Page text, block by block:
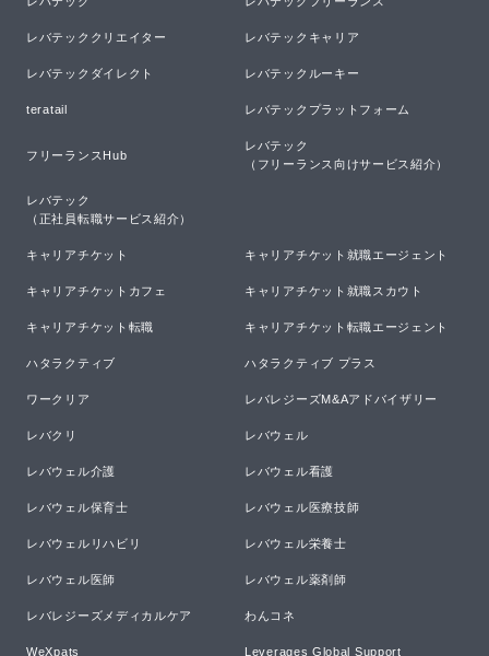
レバテッククリエイター レバテックキャリア
レバテックダイレクト レバテックルーキー
teratail レバテックプラットフォーム
フリーランスHub
レバテック
（フリーランス向けサービス紹介）
レバテック
（正社員転職サービス紹介）
キャリアチケット キャリアチケット就職エージェント
キャリアチケットカフェ キャリアチケット就職スカウト
キャリアチケット転職 キャリアチケット転職エージェント
ハタラクティブ ハタラクティブ プラス
ワークリア レバレジーズM&Aアドバイザリー
レバクリ レバウェル
レバウェル介護 レバウェル看護
レバウェル保育士 レバウェル医療技師
レバウェルリハビリ レバウェル栄養士
レバウェル医師 レバウェル薬剤師
レバレジーズメディカルケア わんコネ
WeXpats Leverages Global Support